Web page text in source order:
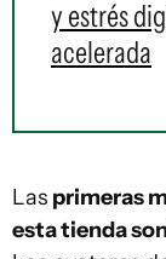
y estrés
acelerada
Las primeras
esta tienda